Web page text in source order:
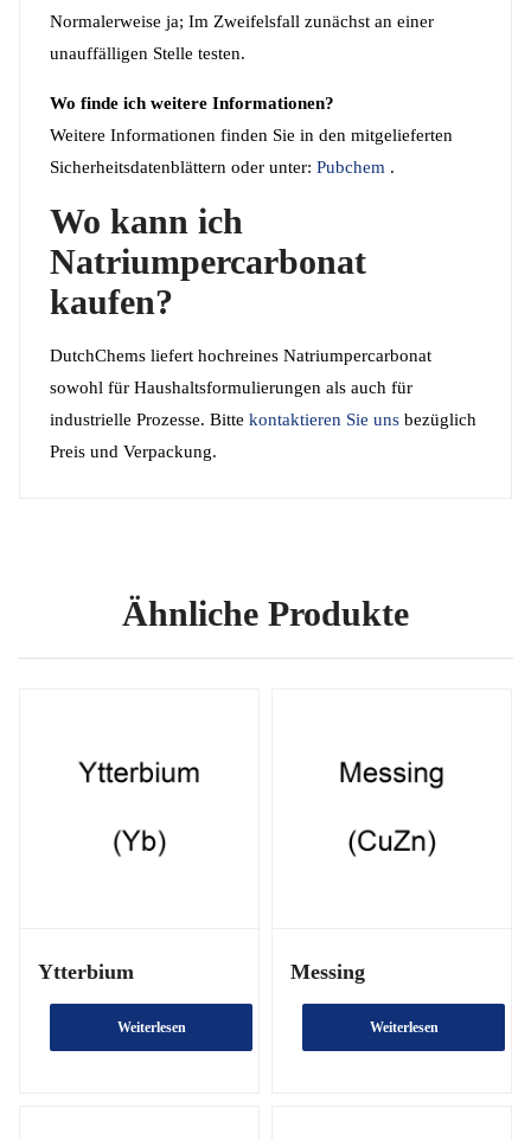
Normalerweise ja; Im Zweifelsfall zunächst an einer
unauffälligen Stelle testen.
Wo finde ich weitere Informationen?
Weitere Informationen finden Sie in den mitgelieferten
Sicherheitsdatenblättern oder unter: Pubchem .
Wo kann ich
Natriumpercarbonat
kaufen?
DutchChems liefert hochreines Natriumpercarbonat
sowohl für Haushaltsformulierungen als auch für
industrielle Prozesse. Bitte kontaktieren Sie uns bezüglich
Preis und Verpackung.
Ähnliche Produkte
Ytterbium
Weiterlesen
Messing
Weiterlesen